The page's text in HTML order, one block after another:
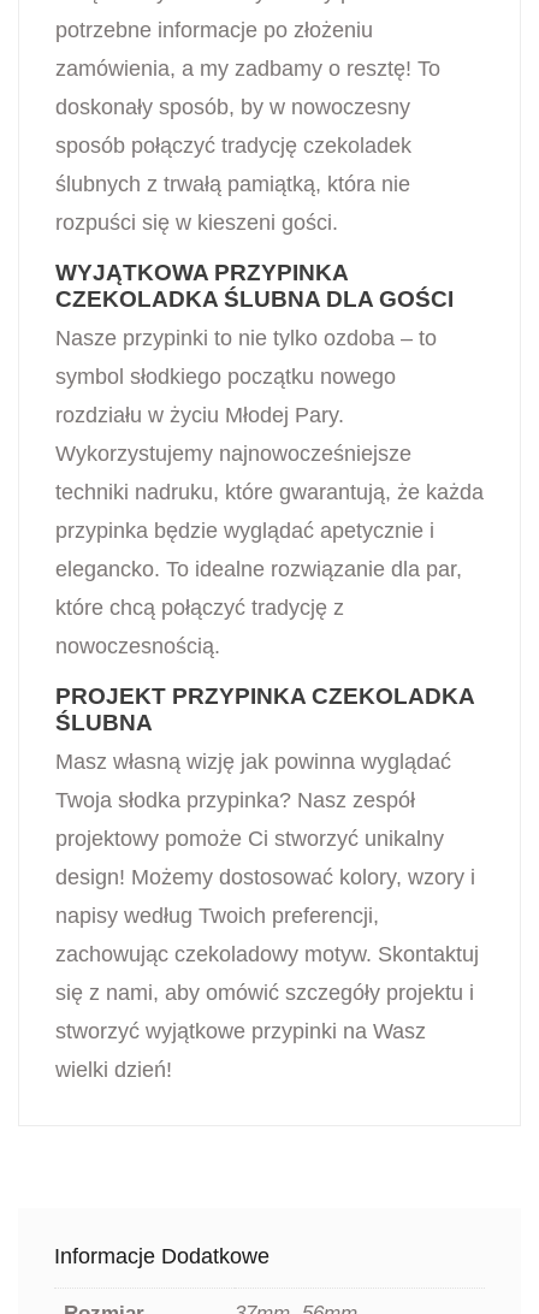
potrzebne informacje po złożeniu
zamówienia, a my zadbamy o resztę! To
doskonały sposób, by w nowoczesny
sposób połączyć tradycję czekoladek
ślubnych z trwałą pamiątką, która nie
rozpuści się w kieszeni gości.
WYJĄTKOWA PRZYPINKA
CZEKOLADKA ŚLUBNA DLA GOŚCI
Nasze przypinki to nie tylko ozdoba – to
symbol słodkiego początku nowego
rozdziału w życiu Młodej Pary.
Wykorzystujemy najnowocześniejsze
techniki nadruku, które gwarantują, że każda
przypinka będzie wyglądać apetycznie i
elegancko. To idealne rozwiązanie dla par,
które chcą połączyć tradycję z
nowoczesnością.
PROJEKT PRZYPINKA CZEKOLADKA
ŚLUBNA
Masz własną wizję jak powinna wyglądać
Twoja słodka przypinka? Nasz zespół
projektowy pomoże Ci stworzyć unikalny
design! Możemy dostosować kolory, wzory i
napisy według Twoich preferencji,
zachowując czekoladowy motyw. Skontaktuj
się z nami, aby omówić szczegóły projektu i
stworzyć wyjątkowe przypinki na Wasz
wielki dzień!
Informacje Dodatkowe